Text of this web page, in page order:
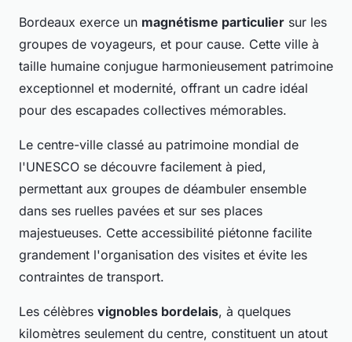
Bordeaux exerce un magnétisme particulier sur les
groupes de voyageurs, et pour cause. Cette ville à
taille humaine conjugue harmonieusement patrimoine
exceptionnel et modernité, offrant un cadre idéal
pour des escapades collectives mémorables.
Le centre-ville classé au patrimoine mondial de
l'UNESCO se découvre facilement à pied,
permettant aux groupes de déambuler ensemble
dans ses ruelles pavées et sur ses places
majestueuses. Cette accessibilité piétonne facilite
grandement l'organisation des visites et évite les
contraintes de transport.
Les célèbres vignobles bordelais, à quelques
kilomètres seulement du centre, constituent un atout